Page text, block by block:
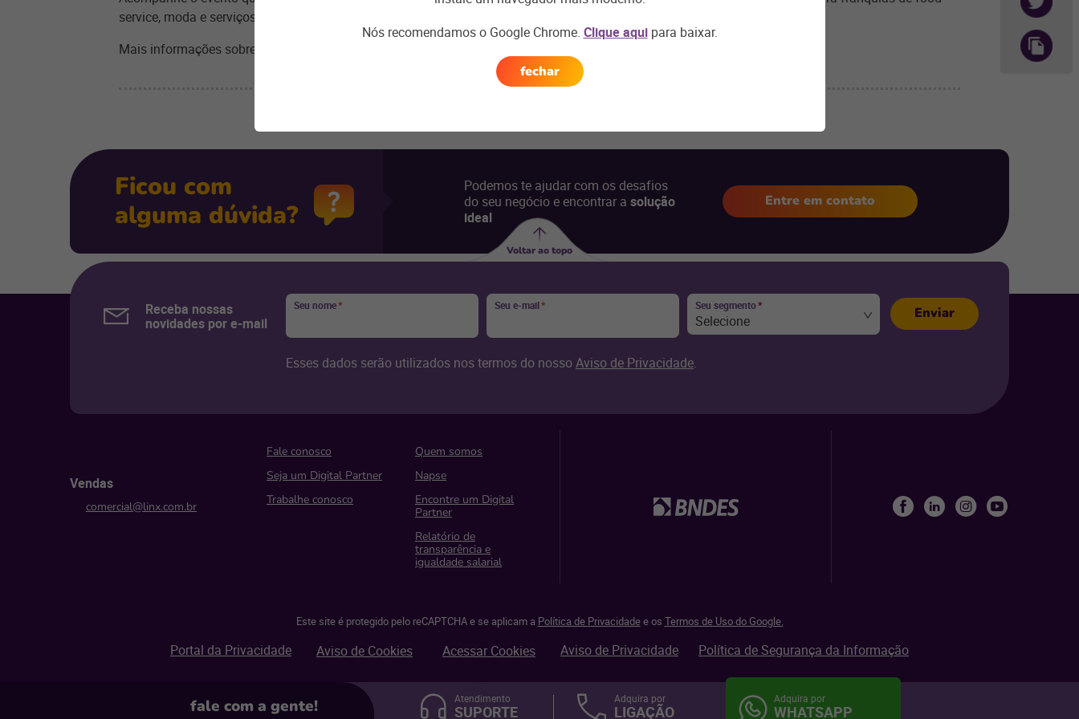
service, moda e serviços, além de soluções de mobilidade e NFC-e.
Mais informações sobre este e outros eventos de junho,
Ficou com
alguma dúvida?
Podemos te ajudar com os desafios
do seu negócio e encontrar a solução
ideal
Entre em contato
fale com a gente! Atendimento
SUPORTE
Adquira por
LIGAÇÃO
Adquira por
WHATSAPP
Nós recomendamos o Google Chrome. Clique aquipara baixar.
fechar
Voltar ao topo
Receba nossas
novidades por e-mail
Seu nome* Seu e-mail* Seu segmento*
Selecione
Esses dados serão utilizados nos termos do nossoAviso de Privacidade.
Enviar
Vendas
comercial@linx.com.br
Fale conosco
Quem somos
Seja um Digital Partner
Napse
Trabalhe conosco
Encontre um Digital
Partner
Relatório de
transparência e
igualdade salarial
Este site é protegido pelo reCAPTCHA e se aplicam a Política de Privacidadee os Termos de Uso do Google.
Portal da Privacidade Aviso de Cookies Acessar Cookies Aviso de Privacidade Política de Segurança da Informação
Todos os direitos reservados. Mapa do site